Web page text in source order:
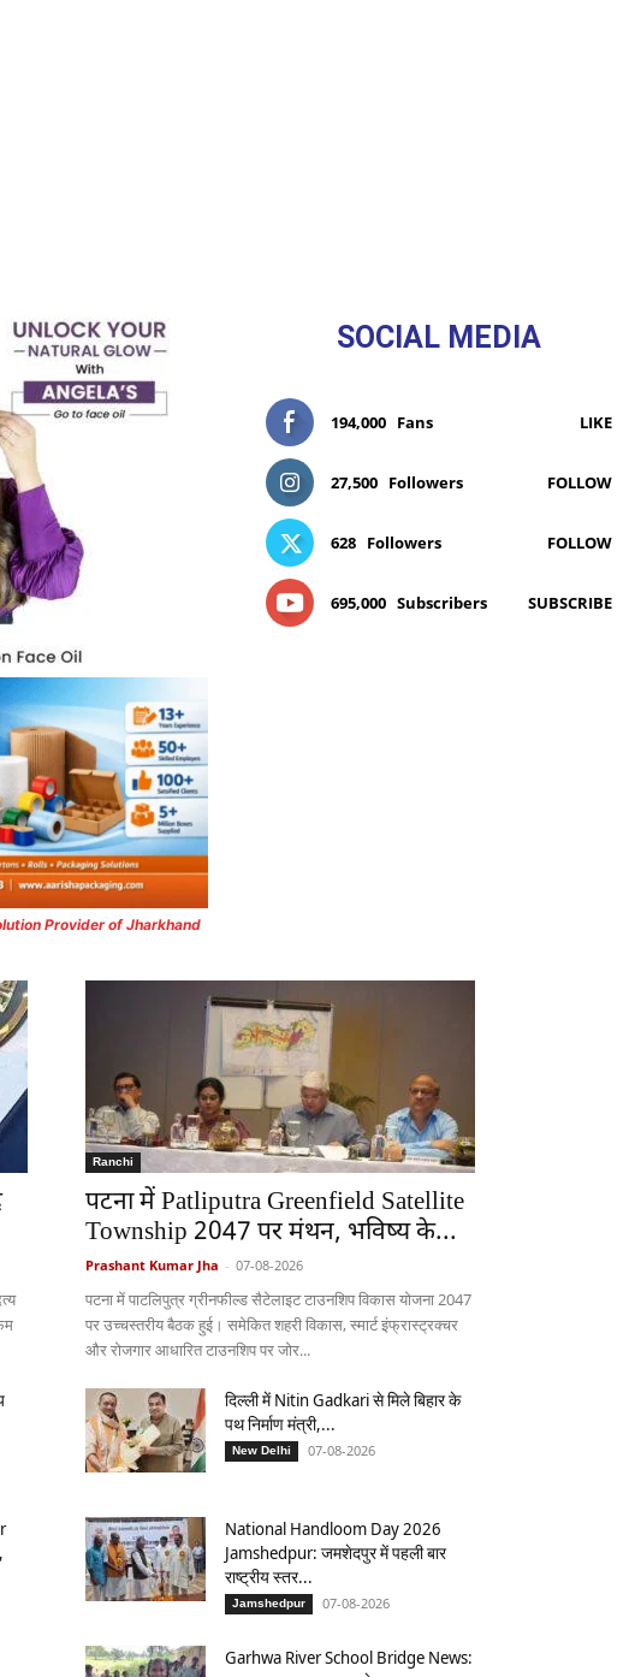
Provider of Jharkhand
SOCIAL MEDIA
194,000 Fans LIKE
27,500 Followers FOLLOW
628 Followers FOLLOW
695,000 Subscribers SUBSCRIBE
Ranchi
पटना में Patliputra Greenfield Satellite
Township 2047 पर मंथन, भविष्य के...
Prashant Kumar Jha - 07-08-2026
पटना में पाटलिपुत्र ग्रीनफील्ड सैटेलाइट टाउनशिप विकास योजना 2047
पर उच्चस्तरीय बैठक हुई। समेकित शहरी विकास, स्मार्ट इंफ्रास्ट्रक्चर
और रोजगार आधारित टाउनशिप पर जोर...
दिल्ली में Nitin Gadkari से मिले बिहार के
पथ निर्माण मंत्री,...
New Delhi 07-08-2026
National Handloom Day 2026
Jamshedpur: जमशेदपुर में पहली बार
राष्ट्रीय स्तर...
Jamshedpur 07-08-2026
Garhwa River School Bridge News: